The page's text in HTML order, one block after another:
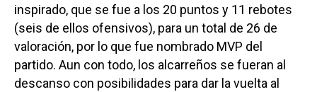
inspirado, que se fue a los 20 puntos y 11 rebotes
(seis de ellos ofensivos), para un total de 26 de
valoración, por lo que fue nombrado MVP del
partido. Aun con todo, los alcarreños se fueran al
descanso con posibilidades para dar la vuelta al